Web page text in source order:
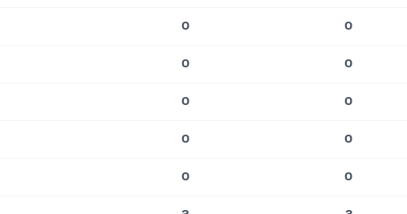
0 0
0 0
0 0
0 0
0 0